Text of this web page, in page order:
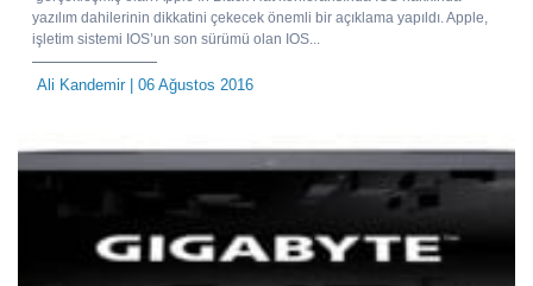
yazılım dahilerinin dikkatini çekecek önemli bir açıklama yapıldı. Apple,
işletim sistemi IOS’un son sürümü olan IOS...
Ali Kandemir| 06 Ağustos 2016